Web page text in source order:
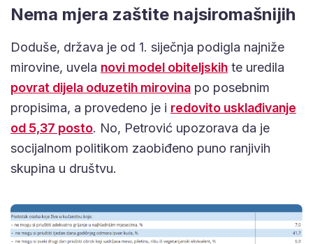
Nema mjera zaštite najsiromašnijih
Doduše, država je od 1. siječnja podigla najniže
mirovine, uvela novi model obiteljskih te uredila
povrat dijela oduzetih mirovina po posebnim
propisima, a provedeno je i redovito usklađivanje
od 5,37 posto. No, Petrović upozorava da je
socijalnom politikom zaobiđeno puno ranjivih
skupina u društvu.